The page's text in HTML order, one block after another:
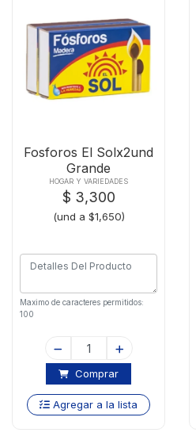
Fosforos El Solx2und
Grande
HOGAR Y VARIEDADES
$ 3,300
(und a $1,650)
Maximo de caracteres permitidos:
100
Comprar
Agregar a la lista